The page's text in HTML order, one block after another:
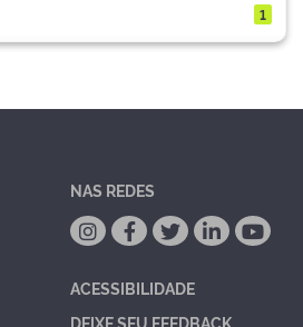
1
NAS REDES
ACESSIBILIDADE
DEIXE SEU FEEDBACK